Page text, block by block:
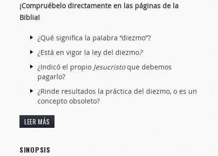
¡Compruébelo directamente en las páginas de la
Biblia!
¿Qué significa la palabra “diezmo”?
¿Está en vigor la ley del diezmo?
¿Indicó el propio Jesucristoque debemos
pagarlo?
¿Rinde resultados la práctica del diezmo, o es un
concepto obsoleto?
LEER MÁS
SINOPSIS